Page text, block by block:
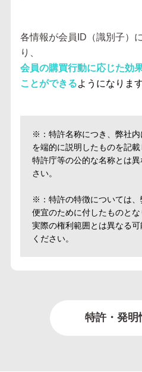
各情報が会員ID（識別子）
り、
会員の購買行動に応じた効
ことができるようになります
※：特許名称につき、弊社
を端的に説明したものを記載
特許庁等の公的な名称とは
さい。
※：特許の特徴については
便宜のために付したものとな
実際の権利範囲とは異なる
ください。
特許・発明